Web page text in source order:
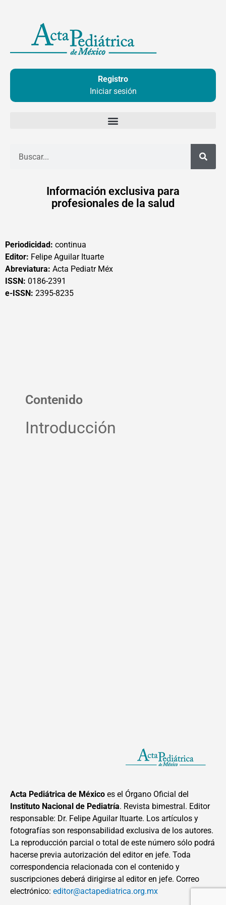
contenido
Registro
Iniciar sesión
Información exclusiva para
profesionales de la salud
Periodicidad: continua
Editor: Felipe Aguilar Ituarte
Abreviatura: Acta Pediatr Méx
ISSN: 0186-2391
e-ISSN: 2395-8235
Contenido
Introducción
Acta Pediátrica de México es el Órgano Oficial del
Instituto Nacional de Pediatría. Revista bimestral. Editor
responsable: Dr. Felipe Aguilar Ituarte. Los artículos y
fotografías son responsabilidad exclusiva de los autores.
La reproducción parcial o total de este número sólo podrá
hacerse previa autorización del editor en jefe. Toda
correspondencia relacionada con el contenido y
suscripciones deberá dirigirse al editor en jefe. Correo
electrónico: editor@actapediatrica.org.mx